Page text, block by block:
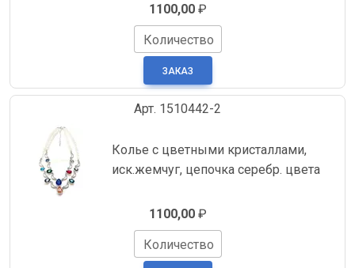
1100,00₽
Количество
Арт. 1510442-2
Колье с цветными кристаллами,
иск.жемчуг, цепочка серебр. цвета
1100,00₽
Количество